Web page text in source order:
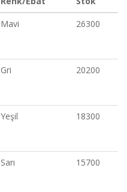
Mavi 26300
Gri 20200
Yeşil 18300
Sarı 15700